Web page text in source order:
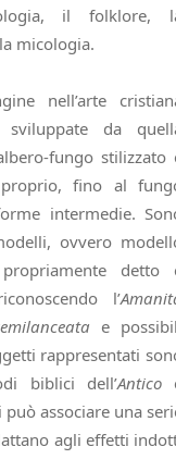
il folklore,
micologia.
nell’arte
da
fungo stilizzato
proprio, fino al
intermedie.
ovvero
detto
l’
e
rappresentati
biblici dell’Antico
può associare una
agli effetti